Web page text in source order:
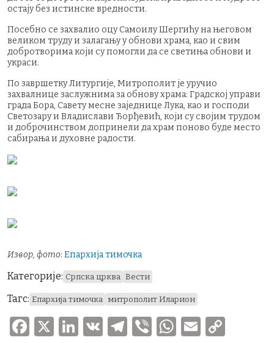
остају без истинске вредности.
Посебно се захвалио оцу Самоилу Шергићу на његовом
великом труду и залагању у обнови храма, као и свим
добротворима који су помогли да се светиња обнови и
украси.
По завршетку Литургије, Митрополит је уручио
захвалнице заслужнима за обнову храма: Градској управи
града Бора, Савету месне заједнице Лука, као и господи
Светозару и Владислави Ђорђевић, који су својим трудом
и доброчинством допринели да храм поново буде место
сабирања и духовне радости.
Извор, фото: Епархија тимочка
Категорије: Српска црква Вести
Тагс: Епархија тимочка митрополит Иларион
F
X
Li V
T
V
W E